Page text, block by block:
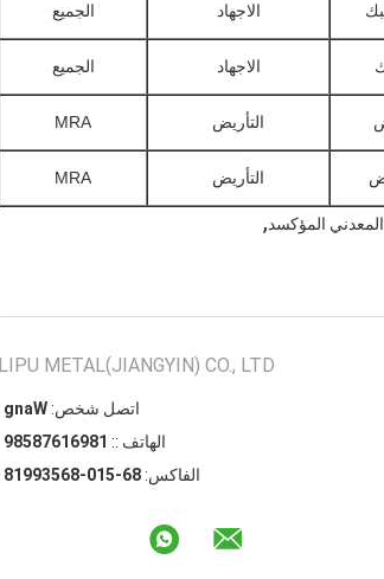
الاجهاد الجميع
الاجهاد الجميع
التأريض MRA
التأريض MRA
المؤكسد,
LIPU METAL(JIANGYIN) CO., LTD
اتصل شخص: Wang
الهاتف :: 18961678589
الفاكس: 86-510-86539918